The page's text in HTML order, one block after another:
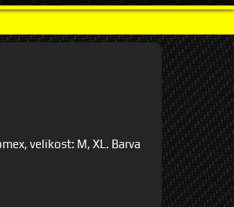
velikost: M, XL. Barva